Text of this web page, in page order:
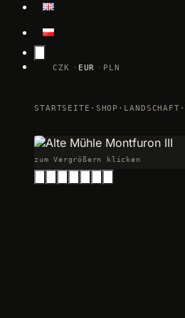
CZK EUR PLN
STARTSEITE · SHOP · LANDSCHAFT ·
zum Vergrößern klicken